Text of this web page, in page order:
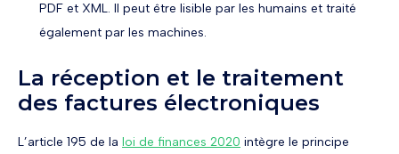
PDF et XML. Il peut être lisible par les humains et traité
également par les machines.
La réception et le traitement
des factures électroniques
L’article 195 de la loi de finances 2020 intègre le principe